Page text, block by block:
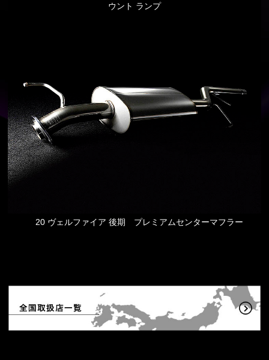
ウント ランプ
20 ヴェルファイア 後期 プレミアムセンターマフラー